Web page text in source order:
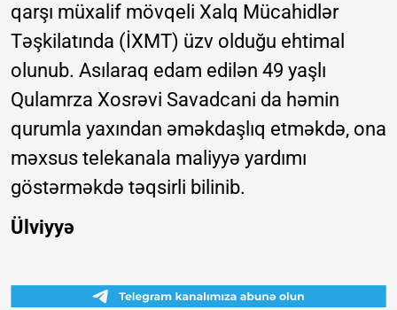
qarşı müxalif mövqeli Xalq Mücahidlər
Təşkilatında (İXMT) üzv olduğu ehtimal
olunub. Asılaraq edam edilən 49 yaşlı
Qulamrza Xosrəvi Savadcani da həmin
qurumla yaxından əməkdaşlıq etməkdə, ona
məxsus telekanala maliyyə yardımı
göstərməkdə təqsirli bilinib.
Ülviyyə